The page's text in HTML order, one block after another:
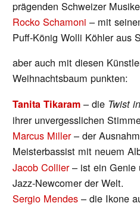
prägenden Schweizer
Rocko Schamoni – mit
Puff-König Wolli Köhler aus
aber auch mit diesen
Weihnachtsbaum punkten:
Tanita Tikaram – die Twist
ihrer unvergesslichen
Marcus Miller– der
Meisterbassist mit neuem
Jacob Collier– ist ein Genie
Jazz-Newcomer der Welt.
Sergio Mendes – die Ikone